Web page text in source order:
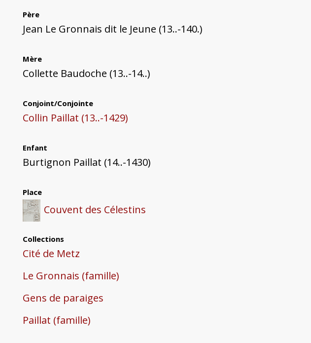
Père
Jean Le Gronnais dit le Jeune (13..-140.)
Mère
Collette Baudoche (13..-14..)
Conjoint/Conjointe
Collin Paillat (13..-1429)
Enfant
Burtignon Paillat (14..-1430)
Place
Couvent des Célestins
Collections
Cité de Metz
Le Gronnais (famille)
Gens de paraiges
Paillat (famille)